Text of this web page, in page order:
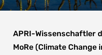
APRI-Wissenschaftler
MoRe (Climate Change